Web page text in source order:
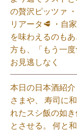
の贅沢ピッツァ
リアータ🥩 ・自
を味わえるのも
方も、「もう一
お見逃しなく⁡
本日の日本酒紹
さまや、 寿司に
れたスシ飯の如
とさせる。 何と